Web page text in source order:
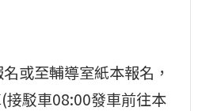
或至輔導室紙本報名，
接駁車08:00發車前往本